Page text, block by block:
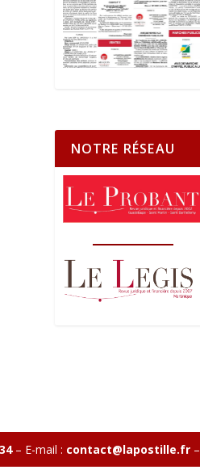
NOTRE RÉSEAU
– E-mail : contact@lapostille.fr–